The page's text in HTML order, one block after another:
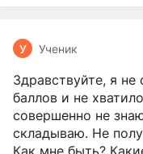
У Ученик
Здравствуйте, я не
баллов и не
совершенно не
складываю. Не
Как мне быть?